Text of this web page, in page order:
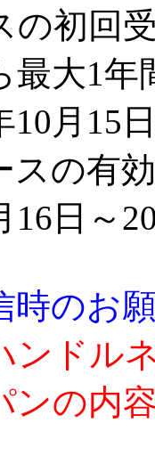
初回
最大1
月15
スの有
日～
時のお
ンドル
ンの内